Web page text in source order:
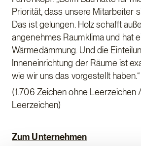
Priorität, dass unsere Mitarbeiter
Das ist gelungen. Holz schafft
angenehmes Raumklima und hat
Wärmedämmung. Und die
Inneneinrichtung der Räume ist
wie wir uns das vorgestellt haben.“
(1.706 Zeichen ohne Leerzeichen
Leerzeichen)
Zum Unternehmen